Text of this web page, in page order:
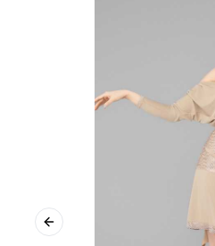
Previous slide